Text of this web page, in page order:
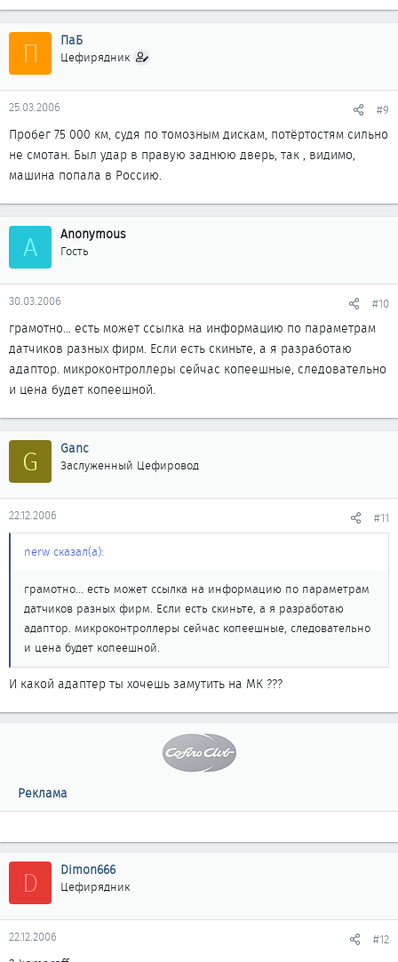
П ПаБ
Цефирядник
25.03.2006 #9
Пробег 75 000 км, судя по томозным дискам, потёртостям сильно
не смотан. Был удар в правую заднюю дверь, так , видимо,
машина попала в Россию.
A Anonymous
Гость
30.03.2006 #10
грамотно... есть может ссылка на информацию по параметрам
датчиков разных фирм. Если есть скиньте, а я разработаю
адаптор. микроконтроллеры сейчас копеешные, следовательно
и цена будет копеешной.
G Ganc
Заслуженный Цефировод
22.12.2006 #11
nerw сказал(а):
грамотно... есть может ссылка на информацию по параметрам
датчиков разных фирм. Если есть скиньте, а я разработаю
адаптор. микроконтроллеры сейчас копеешные, следовательно
и цена будет копеешной.
И какой адаптер ты хочешь замутить на МК ???
Реклама
D Dimon666
Цефирядник
22.12.2006 #12